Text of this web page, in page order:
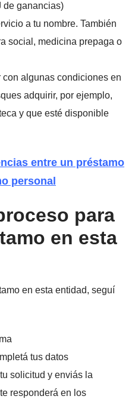
de ganancias)
a tu nombre. También
social, medicina prepaga o
algunas condiciones en
adquirir, por ejemplo,
y que esté disponible
entre un préstamo
personal
para
en esta
en esta entidad, seguí
tus datos
solicitud y enviás la
responderá en los